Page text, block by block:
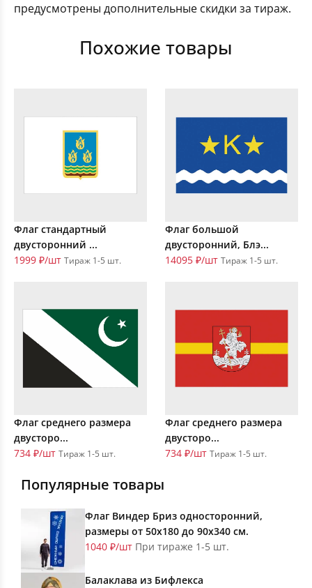
предусмотрены дополнительные скидки за тираж.
Похожие товары
Флаг стандартный
двусторонний ...
1999 ₽/шт Тираж 1-5 шт.
Флаг большой
двусторонний, Блэ...
14095 ₽/шт Тираж 1-5 шт.
Флаг среднего размера
двусторо...
734 ₽/шт Тираж 1-5 шт.
Флаг среднего размера
двусторо...
734 ₽/шт Тираж 1-5 шт.
Популярные товары
Флаг Виндер Бриз односторонний,
размеры от 50х180 до 90х340 см.
1040 ₽/шт При тираже 1-5 шт.
Балаклава из Бифлекса